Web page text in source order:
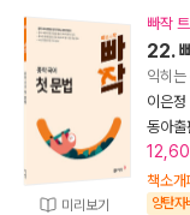
미리보기
빠작
22.
익히는
이은정
동아출
책소
양탄자